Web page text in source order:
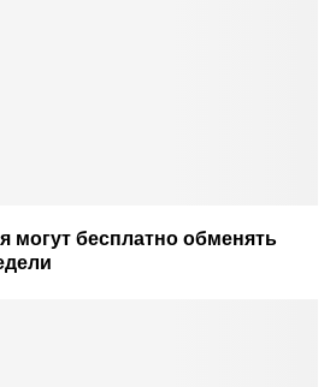
могут бесплатно обменять